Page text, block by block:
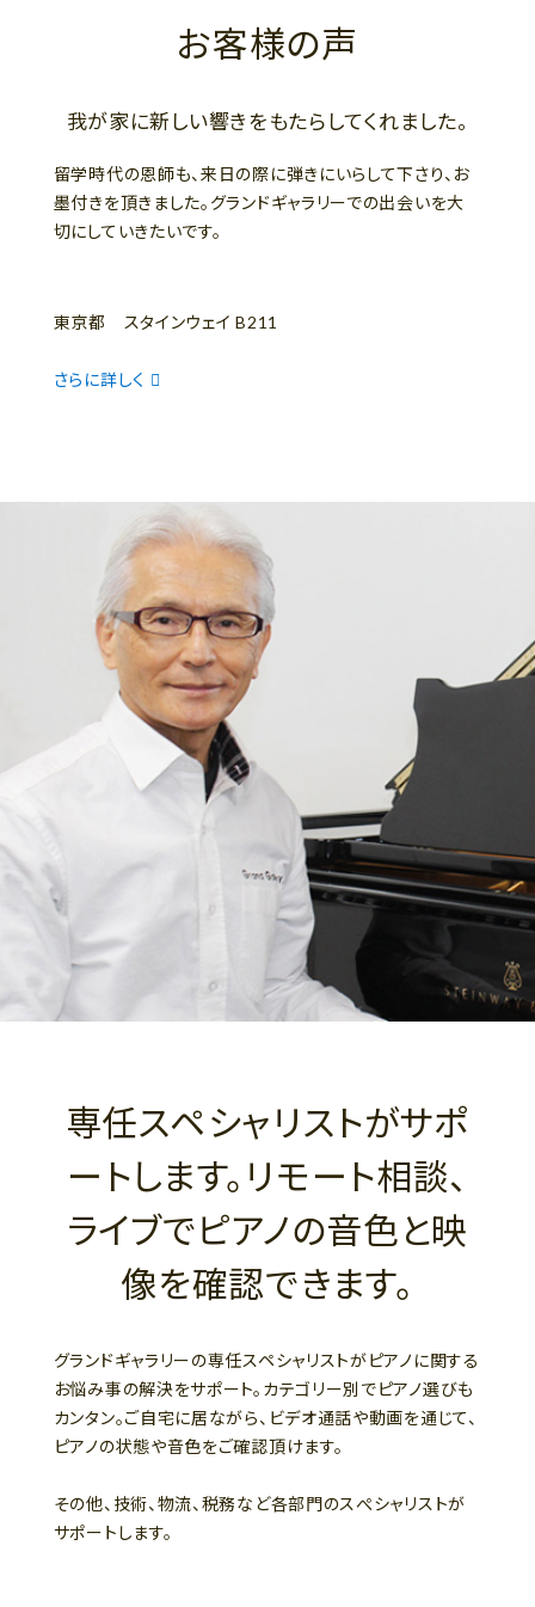
お客様の声
我が家に新しい響きをもたらしてくれました。
留学時代の恩師も、来日の際に弾きにいらして下さり、お
墨付きを頂きました。グランドギャラリーでの出会いを大
切にしていきたいです。
東京都 スタインウェイ B211
さらに詳しく
専任スペシャリストがサポ
ートします。リモート相談、
ライブでピアノの音色と映
像を確認できます。
グランドギャラリーの専任スペシャリストがピアノに関する
お悩み事の解決をサポート。カテゴリー別でピアノ選びも
カンタン。ご自宅に居ながら、ビデオ通話や動画を通じて、
ピアノの状態や音色をご確認頂けます。
その他、技術、物流、税務など各部門のスぺシャリストが
サポートします。